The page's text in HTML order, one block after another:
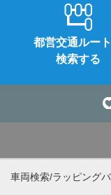
都営交通ルー
検索する
車両検索/ラッピング